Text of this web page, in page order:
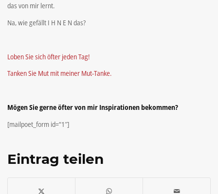
das von mir lernt.
Na, wie gefällt I H N E N das?
Loben Sie sich öfter jeden Tag!
Tanken Sie Mut mit meiner Mut-Tanke.
Mögen Sie gerne öfter von mir Inspirationen bekommen?
[mailpoet_form id=“1″]
Eintrag teilen